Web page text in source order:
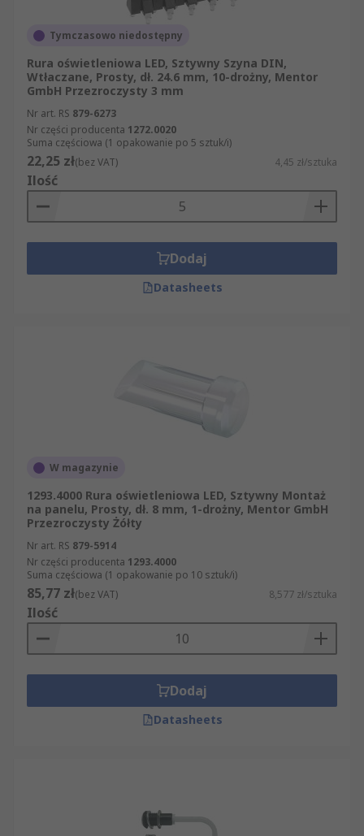
Tymczasowo niedostępny
Rura oświetleniowa LED, Sztywny Szyna DIN,
Wtłaczane, Prosty, dł. 24.6 mm, 10-drożny, Mentor
GmbH Przezroczysty 3 mm
Nr art. RS 879-6273
Nr części producenta 1272.0020
Suma częściowa (1 opakowanie po 5 sztuk/i)
22,25 zł(bez VAT) 4,45 zł/sztuka
Ilość
Dodaj
Datasheets
W magazynie
1293.4000 Rura oświetleniowa LED, Sztywny Montaż
na panelu, Prosty, dł. 8 mm, 1-drożny, Mentor GmbH
Przezroczysty Żółty
Nr art. RS 879-5914
Nr części producenta 1293.4000
Suma częściowa (1 opakowanie po 10 sztuk/i)
85,77 zł(bez VAT) 8,577 zł/sztuka
Ilość
Dodaj
Datasheets